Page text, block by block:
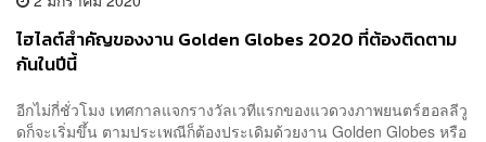
ไฮไลต์สำคัญของงาน Golden Globes 2020 ที่ต้องติดตาม
กันในปีนี้
อีกไม่กี่ชั่วโมง เทศกาลแจกรางวัลเวทีแรกของแวดวงภาพยนตร์ฮอลลีวู
ดก็จะเริ่มขึ้น ตามประเพณีก็ต้องประเดิมด้วยงาน Golden Globes หรือ